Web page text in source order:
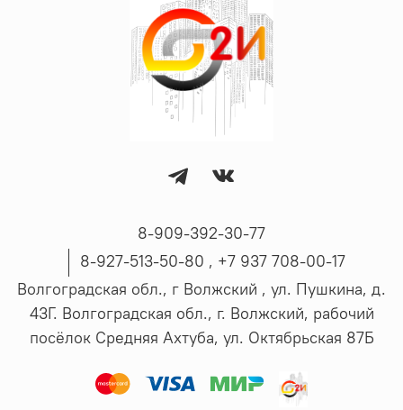
8-909-392-30-77
8-927-513-50-80 , ‪+7 937 708-00-17
Волгоградская обл., г Волжский , ул. Пушкина, д.
43Г. Волгоградская обл., г. Волжский, рабочий
посёлок Средняя Ахтуба, ул. Октябрьская 87Б